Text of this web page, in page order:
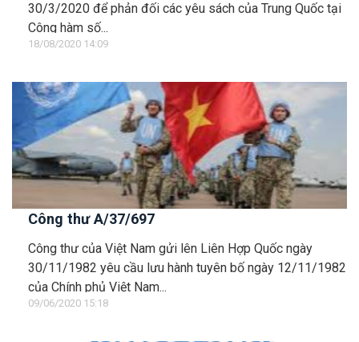
30/3/2020 để phản đối các yêu sách của Trung Quốc tại
Công hàm số...
18/08/2020 14:09
Công thư A/37/697
Công thư của Việt Nam gửi lên Liên Hợp Quốc ngày
30/11/1982 yêu cầu lưu hành tuyên bố ngày 12/11/1982
của Chính phủ Việt Nam...
09/06/2020 15:18